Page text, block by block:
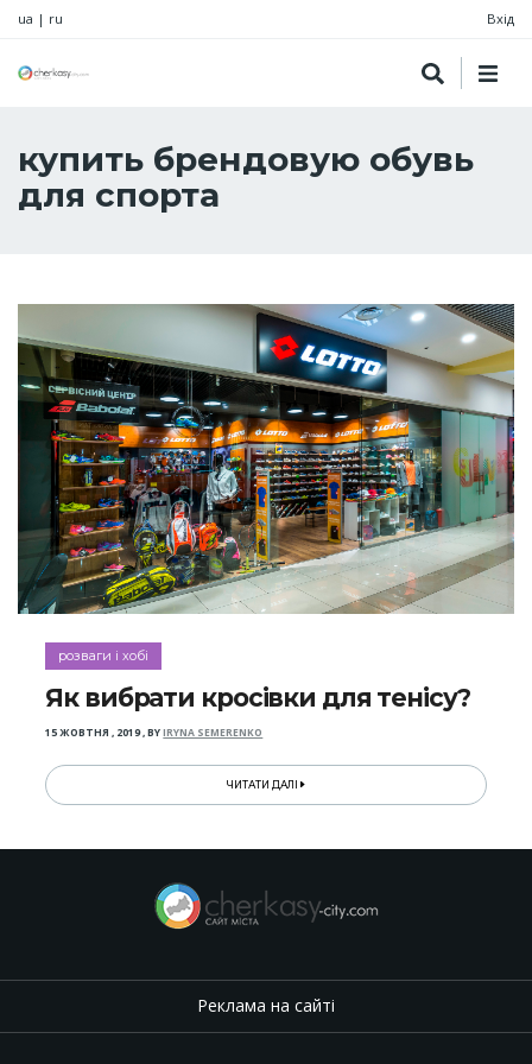
ua | ru Вхід
купить брендовую обувь
для спорта
розваги і хобі
Як вибрати кросівки для тенісу?
15 ЖОВТНЯ , 2019,BYIRYNA SEMERENKO
ЧИТАТИ ДАЛІ
Реклама на сайті